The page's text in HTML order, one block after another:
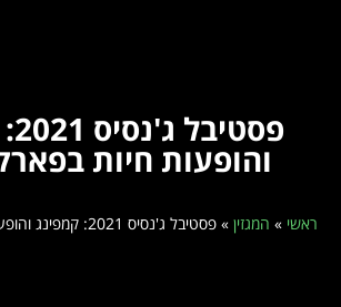
והופעות חיות
ראשי » המגזין »פסטיבל ג'נסיס 2021: קמפינג והופעות חיות בפארק הירדן